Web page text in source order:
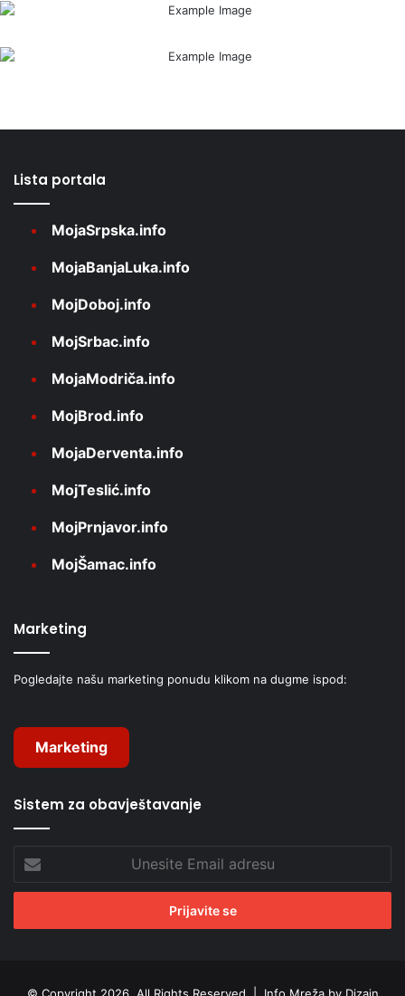
Lista portala
MojaSrpska.info
MojaBanjaLuka.info
MojDoboj.info
MojSrbac.info
MojaModriča.info
MojBrod.info
MojaDerventa.info
MojTeslić.info
MojPrnjavor.info
MojŠamac.info
Marketing
Pogledajte našu marketing ponudu klikom na dugme ispod:
Marketing
Sistem za obavještavanje
Email
adresu
© Copyright 2026, All Rights Reserved | Info Mreža by Dizajn